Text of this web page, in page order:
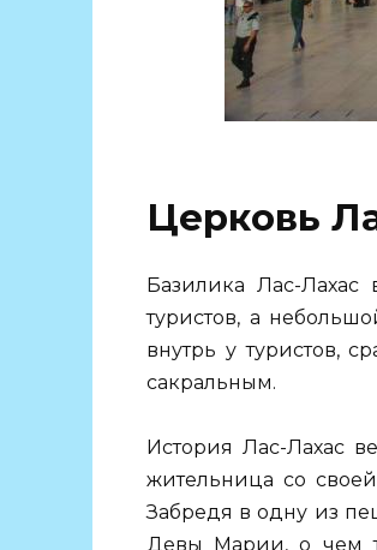
Церковь
Базилика Лас-
туристов, а
внутрь у туристов,
сакральным.
История Лас-Лахас
жительница со
Забредя в одну из
Девы Марии, о чем